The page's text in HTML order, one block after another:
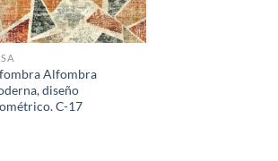
Alfombra
diseño
C-17